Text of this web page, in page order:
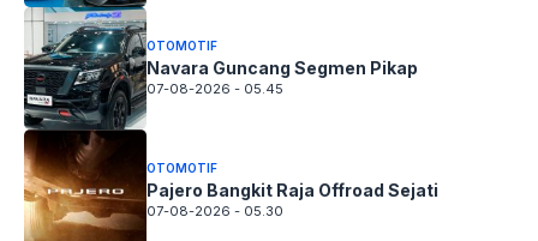
OTOMOTIF
Navara Guncang Segmen Pikap
07-08-2026 - 05.45
OTOMOTIF
Pajero Bangkit Raja Offroad Sejati
07-08-2026 - 05.30